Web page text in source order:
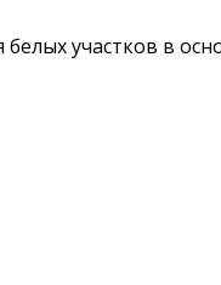
участков в